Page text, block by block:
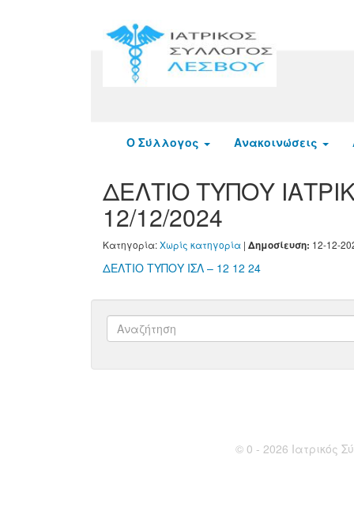
Ο Σύλλογος Ανακοινώσεις
ΔΕΛΤΙΟ ΤΥΠΟΥ
12/12/2024
Κατηγορία:Χωρίς κατηγορία | Δημοσίευση: 12-12-
ΔΕΛΤΙΟ ΤΥΠΟΥ ΙΣΛ – 12 12 24
© 0 - 2026 Ιατρικός